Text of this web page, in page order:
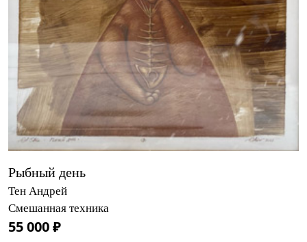
Рыбный день
Тен Андрей
Смешанная техника
55 000 ₽